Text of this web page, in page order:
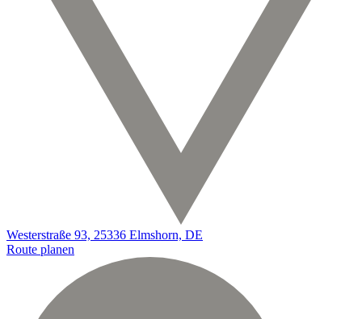
Westerstraße 93, 25336 Elmshorn, DE
Route planen